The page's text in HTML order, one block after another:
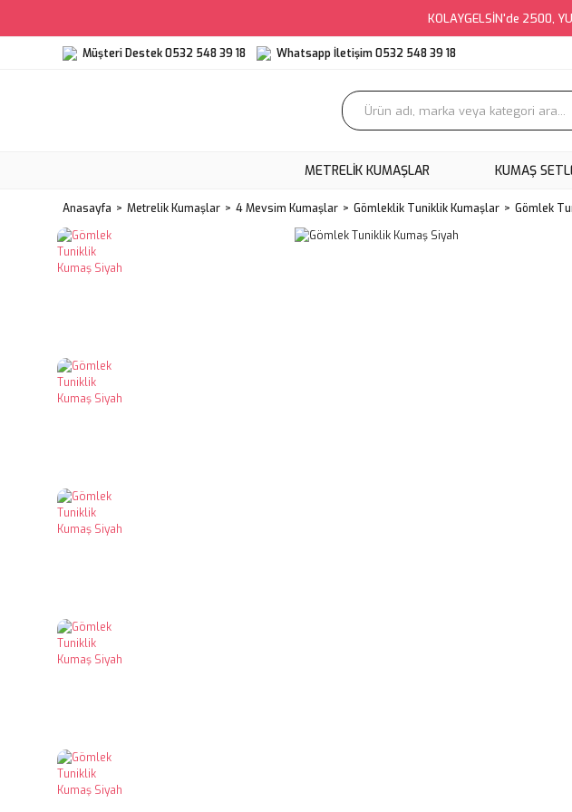
KOLAYGELSİN'de 2500,
Müşteri Destek 0532 548 39 18 Whatsapp İletişim 0532 548 39 18
METRELIK KUMAŞLAR KUMAŞ
Anasayfa Metrelik Kumaşlar 4 Mevsim Kumaşlar Gömleklik Tuniklik Kumaşlar Gömlek